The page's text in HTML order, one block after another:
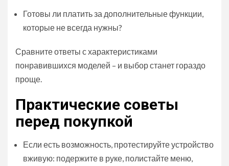
Готовы ли платить за дополнительные функции,
которые не всегда нужны?
Сравните ответы с характеристиками
понравившихся моделей – и выбор станет гораздо
проще.
Практические советы
перед покупкой
Если есть возможность, протестируйте устройство
вживую: подержите в руке, полистайте меню,